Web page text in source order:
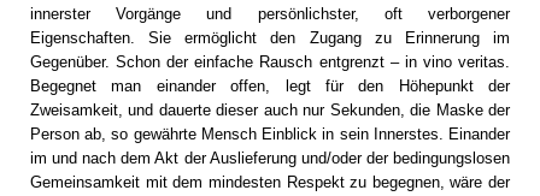
innerster Vorgänge und persönlichster, oft verborgener
Eigenschaften. Sie ermöglicht den Zugang zu Erinnerung im
Gegenüber. Schon der einfache Rausch entgrenzt – in vino veritas.
Begegnet man einander offen, legt für den Höhepunkt der
Zweisamkeit, und dauerte dieser auch nur Sekunden, die Maske der
Person ab, so gewährte Mensch Einblick in sein Innerstes. Einander
im und nach dem Akt der Auslieferung und/oder der bedingungslosen
Gemeinsamkeit mit dem mindesten Respekt zu begegnen, wäre der